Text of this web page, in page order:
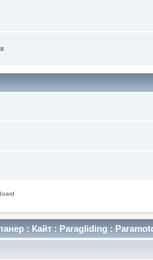
: Кайт : Paragliding :